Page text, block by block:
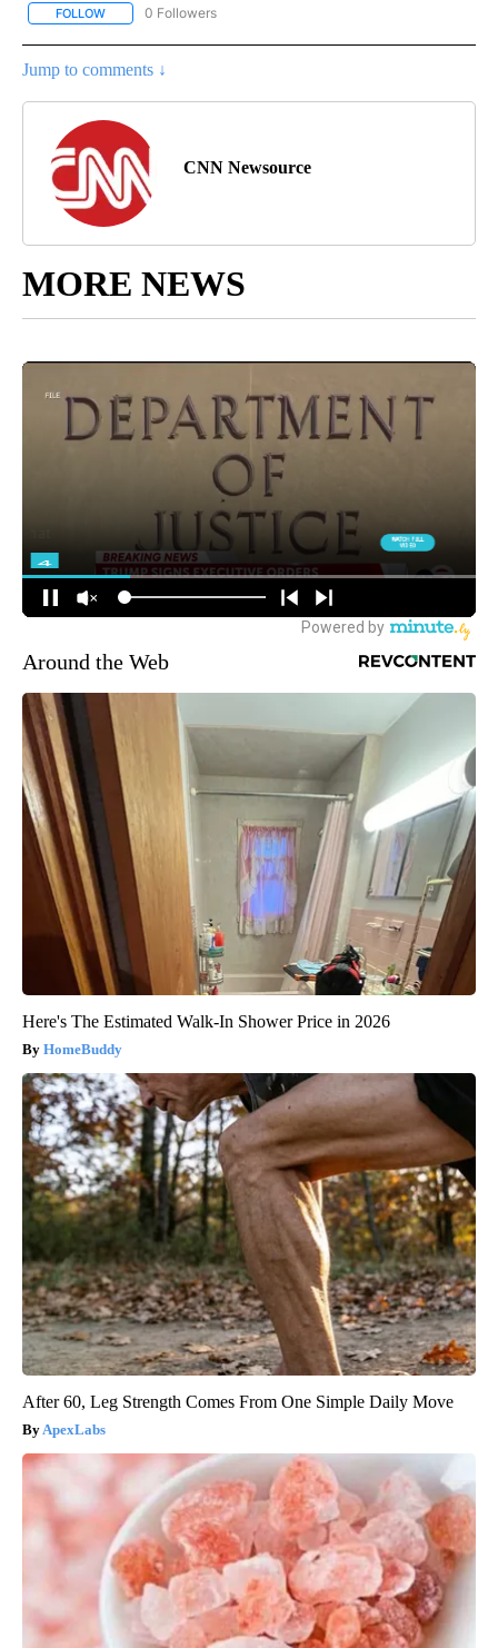
FOLLOW FOLLOW "CNN - SPANISH" TO RECEIVE NOTIFICATIONS ABOUT
0 Followers
Jump to comments ↓
CNN Newsource
MORE NEWS
Around the Web
Here's The Estimated Walk-In Shower Price in 2026
HomeBuddy
After 60, Leg Strength Comes From One Simple Daily Move
ApexLabs